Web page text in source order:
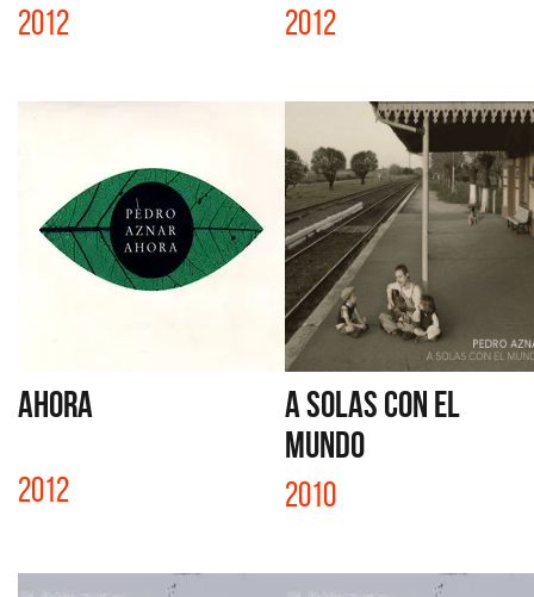
2012 2012
AHORA
2012
A SOLAS CON EL
MUNDO
2010